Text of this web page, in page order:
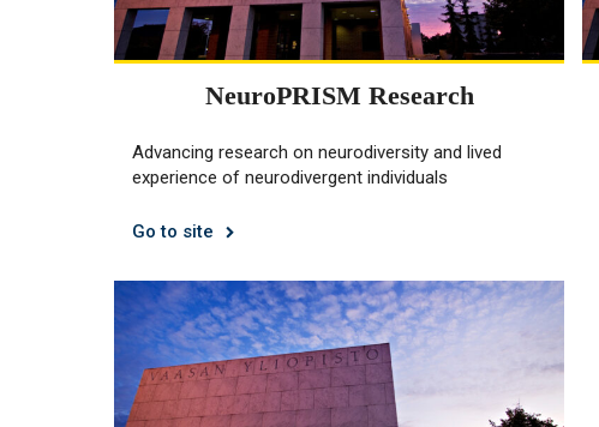
NeuroPRISM Research
Advancing research on neurodiversity and lived
experience of neurodivergent individuals
Go to site